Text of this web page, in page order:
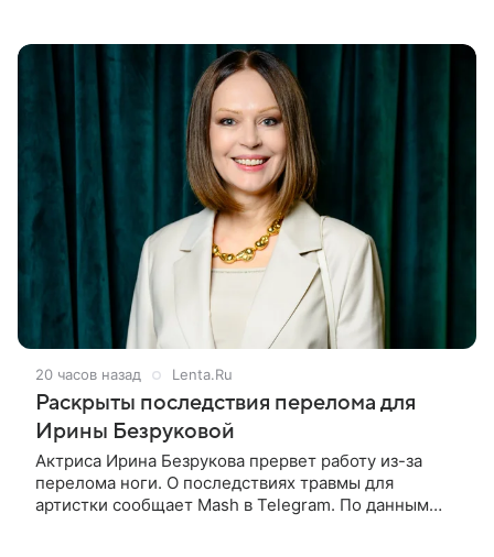
20 часов назад Lenta.Ru
Раскрыты последствия перелома для
Ирины Безруковой
Актриса Ирина Безрукова прервет работу из-за
перелома ноги. О последствиях травмы для
артистки сообщает Mash в Telegram. По данным